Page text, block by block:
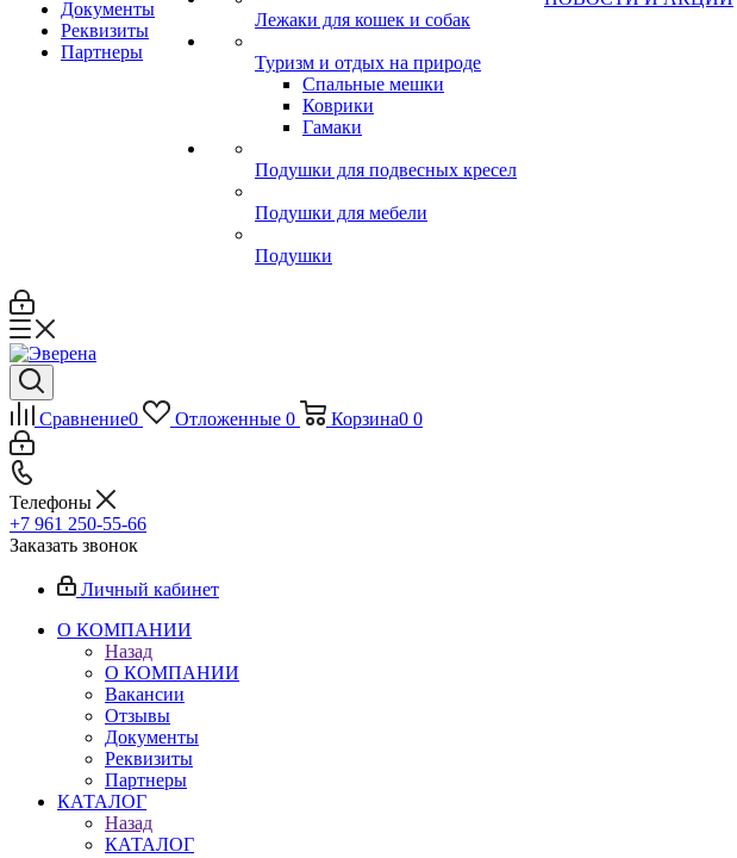
Документы
Реквизиты
Партнеры
Лежаки для кошек и собак
Туризм и отдых на природе
Спальные мешки
Коврики
Гамаки
Подушки для подвесных кресел
Подушки для мебели
Подушки
Сравнение0 Отложенные 0 Корзина0 0
Телефоны
+7 961 250-55-66
Заказать звонок
Личный кабинет
О КОМПАНИИ
Назад
О КОМПАНИИ
Вакансии
Отзывы
Документы
Реквизиты
Партнеры
КАТАЛОГ
Назад
КАТАЛОГ